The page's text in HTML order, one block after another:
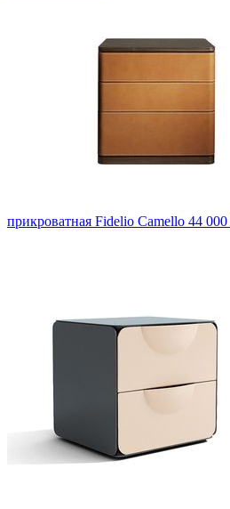
прикроватная Fidelio Camello 44